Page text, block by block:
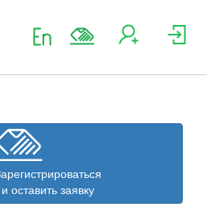
и оставить заявку